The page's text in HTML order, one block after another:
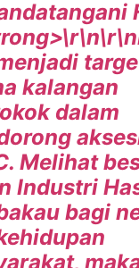
kalangan
dalam
Melihat
Industri
bagi